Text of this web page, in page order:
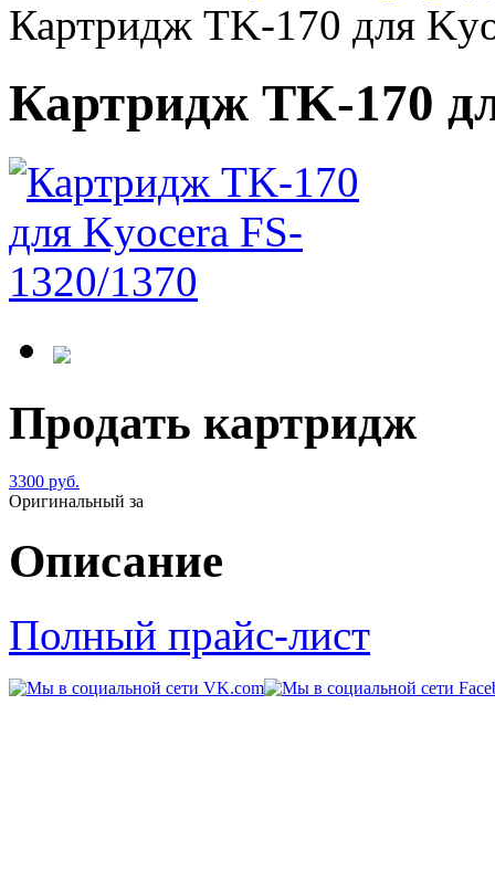
Картридж TK-170 для
Картридж TK-170
Продать картридж
3300 руб.
Оригинальный за
Описание
Полный прайс-лист